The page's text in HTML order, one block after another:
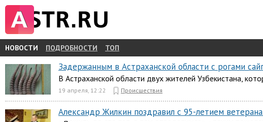
НОВОСТИ ПОДРОБНОСТИ ТОП
Задержанным в Астраханской области с рогами
В Астраханской области двух жителей Узбекистана,
19 апреля, 12:22 Происшествия
Александр Жилкин поздравил с 95-летием